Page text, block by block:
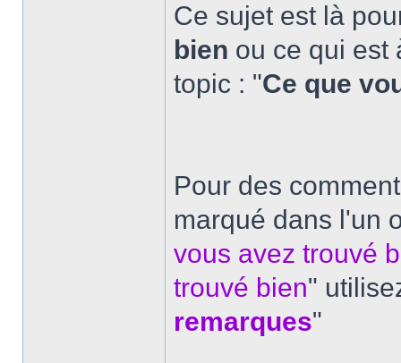
Ce sujet est là
bien ou ce qui est
topic : "Ce que
Pour des
marqué dans l'un
vous avez trouvé
trouvé bien"
remarques"